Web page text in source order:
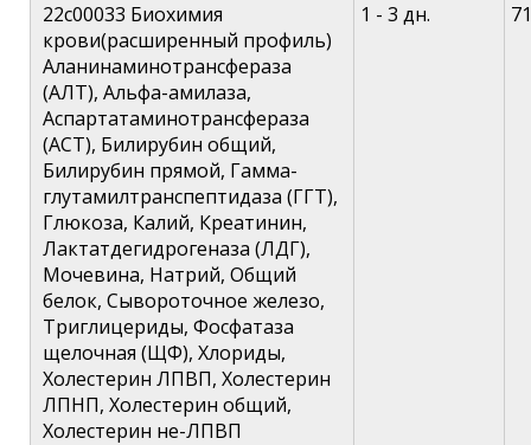
22c00033 Биохимия
крови(расширенный профиль)
Аланинаминотрансфераза
(АЛТ), Альфа-амилаза,
Аспартатаминотрансфераза
(АСТ), Билирубин общий,
Билирубин прямой, Гамма-
глутамилтранспептидаза (ГГТ),
Глюкоза, Калий, Креатинин,
Лактатдегидрогеназа (ЛДГ),
Мочевина, Натрий, Общий
белок, Сывороточное железо,
Триглицериды, Фосфатаза
щелочная (ЩФ), Хлориды,
Холестерин ЛПВП, Холестерин
ЛПНП, Холестерин общий,
Холестерин не-ЛПВП
1 - 3 дн.